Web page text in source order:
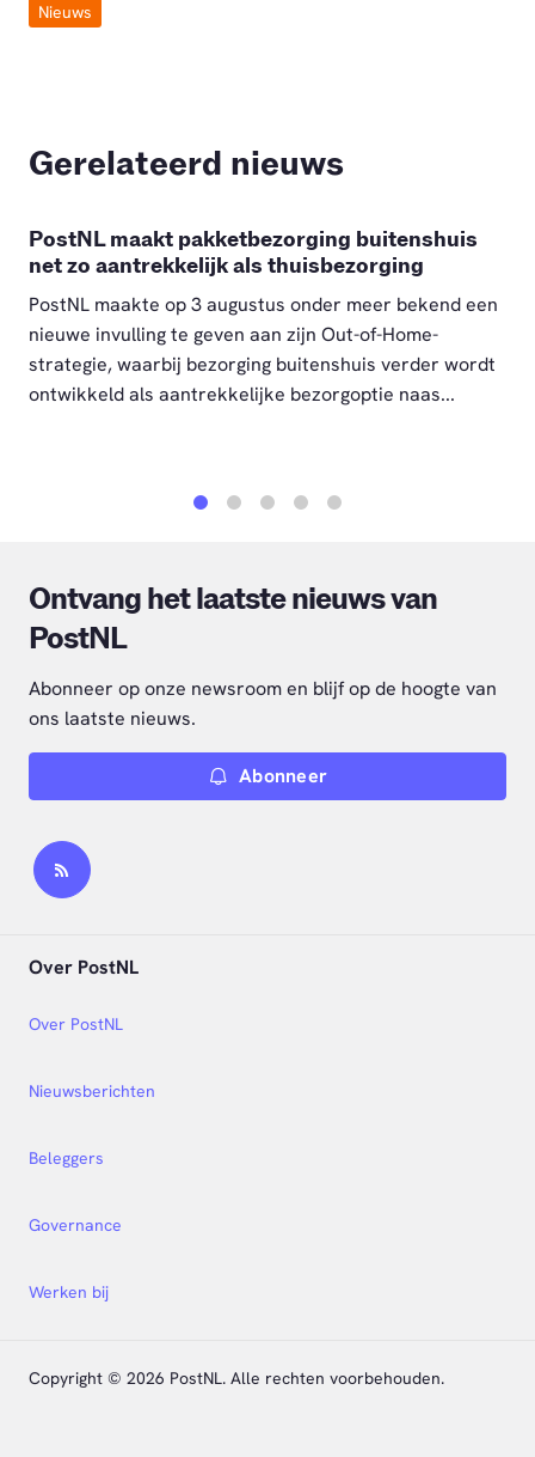
Nieuws
Gerelateerd nieuws
PostNL maakt pakketbezorging buitenshuis
net zo aantrekkelijk als thuisbezorging
PostNL maakte op 3 augustus onder meer bekend een
nieuwe invulling te geven aan zijn Out-of-Home-
strategie, waarbij bezorging buitenshuis verder wordt
ontwikkeld als aantrekkelijke bezorgoptie naas...
Ontvang het laatste nieuws van
PostNL
Abonneer op onze newsroom en blijf op de hoogte van
ons laatste nieuws.
Abonneer
Over PostNL
Nieuwsberichten
Over PostNL
Beleggers
Governance
Werken bij
Copyright © 2026 PostNL. Alle rechten voorbehouden.